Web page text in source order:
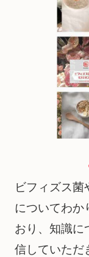
ビフィズス菌
についてわか
おり、知識に
信していただ